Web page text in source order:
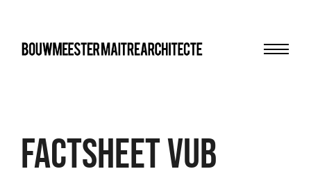
FACTSHEET VUB